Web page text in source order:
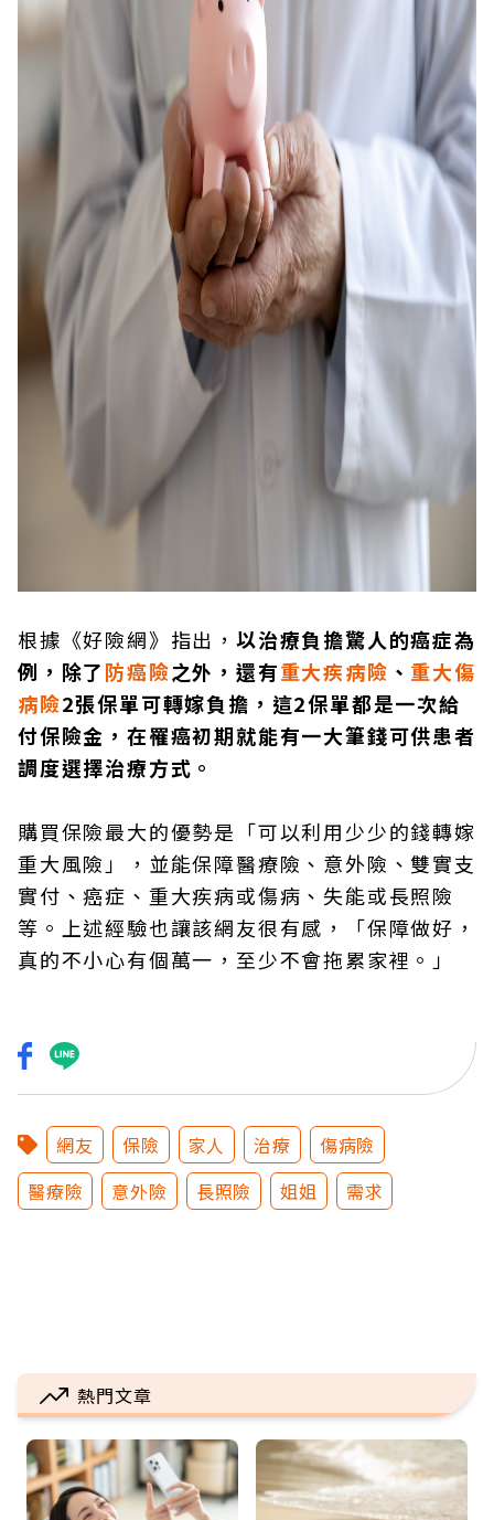
根據《好險網》指出， 以治療負擔驚人的癌症為
例，除了防癌險之外，還有重大疾病險 、 重大傷
病險2張保單可轉嫁負擔，這2保單都是一次給
付保險金，在罹癌初期就能有一大筆錢可供患者
調度選擇治療方式。
購買保險最大的優勢是「可以利用少少的錢轉嫁
重大風險」，並能保障醫療險、意外險、雙實支
實付、癌症、重大疾病或傷病、失能或長照險
等。上述經驗也讓該網友很有感，「保障做好，
真的不小心有個萬一，至少不會拖累家裡。」
網友 保險 家人 治療
傷病險
醫療險
意外險 長照險 姐姐 需求
熱門文章